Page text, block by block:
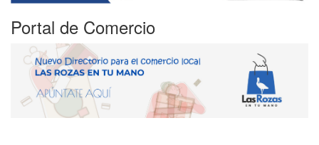
Portal de Comercio